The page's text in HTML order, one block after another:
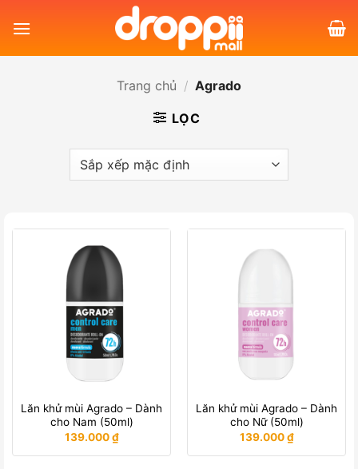
qua
Trang chủ / Agrado
LỌC
Lăn khử mùi Agrado – Dành
cho Nam (50ml)
139.000₫
Lăn khử mùi Agrado – Dành
cho Nữ (50ml)
139.000₫